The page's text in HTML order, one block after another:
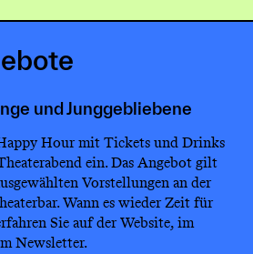
und Junggebliebene
Hour mit Tickets und Drinks
ein. Das Angebot gilt
Vorstellungen an der
Wann es wieder Zeit für
Sie auf der Website, im
Newsletter.